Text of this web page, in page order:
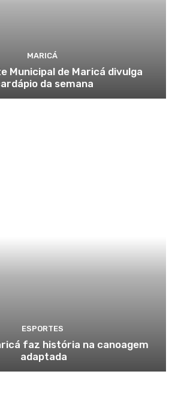
MARICÁ
Municipal de Maricá divulga
da semana
ESPORTES
faz história na canoagem
adaptada